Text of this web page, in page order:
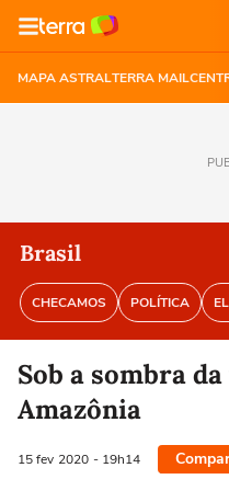
MAPA ASTRALTERRA MAIL
Brasil
CHECAMOS POLÍTICA
Sob a sombra
Amazônia
15 fev 2020 - 19h14